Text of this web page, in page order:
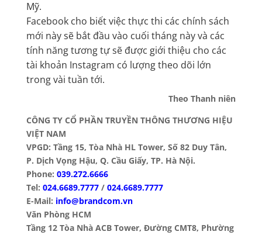
Mỹ.
Facebook cho biết việc thực thi các chính sách
mới này sẽ bắt đầu vào cuối tháng này và các
tính năng tương tự sẽ được giới thiệu cho các
tài khoản Instagram có lượng theo dõi lớn
trong vài tuần tới.
Theo Thanh niên
CÔNG TY CỔ PHẦN TRUYỀN THÔNG THƯƠNG HIỆU
VIỆT NAM
VPGD: Tầng 15, Tòa Nhà HL Tower, Số 82 Duy Tân,
P. Dịch Vọng Hậu, Q. Cầu Giấy, TP. Hà Nội.
Phone: 039.272.6666
Tel: 024.6689.7777/ 024.6689.7777
E-Mail: info@brandcom.vn
Văn Phòng HCM
Tầng 12 Tòa Nhà ACB Tower, Đường CMT8, Phường